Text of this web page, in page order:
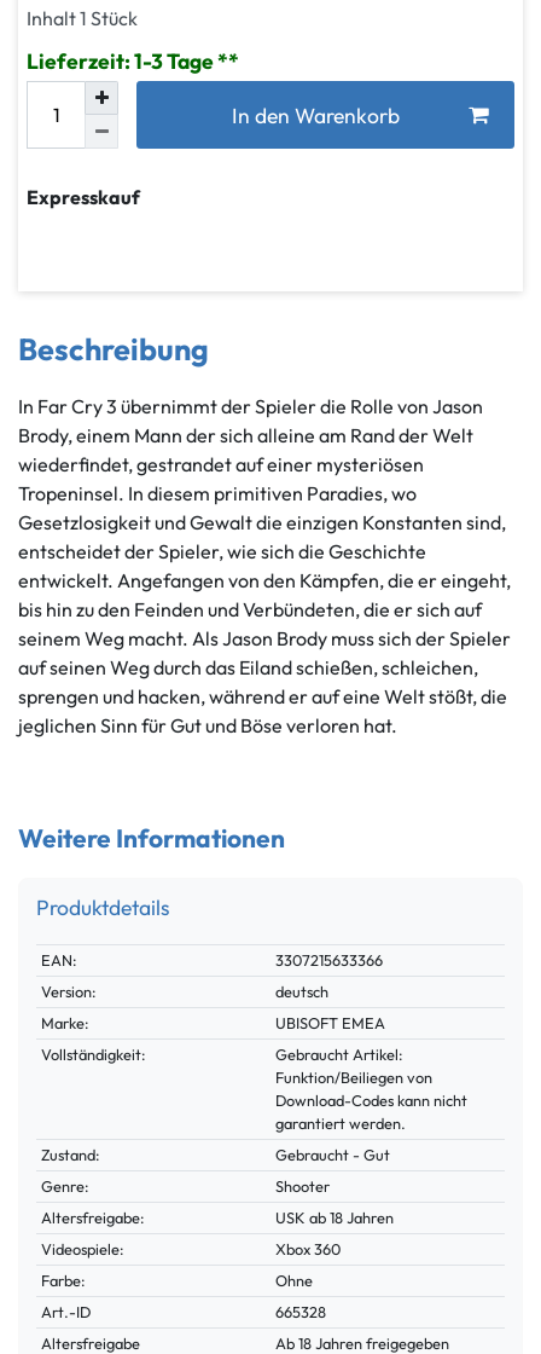
Inhalt1 Stück
Lieferzeit: 1-3 Tage
In den Warenkorb
Expresskauf
Beschreibung
In Far Cry 3 übernimmt der Spieler die Rolle von Jason
Brody, einem Mann der sich alleine am Rand der Welt
wiederfindet, gestrandet auf einer mysteriösen
Tropeninsel. In diesem primitiven Paradies, wo
Gesetzlosigkeit und Gewalt die einzigen Konstanten sind,
entscheidet der Spieler, wie sich die Geschichte
entwickelt. Angefangen von den Kämpfen, die er eingeht,
bis hin zu den Feinden und Verbündeten, die er sich auf
seinem Weg macht. Als Jason Brody muss sich der Spieler
auf seinen Weg durch das Eiland schießen, schleichen,
sprengen und hacken, während er auf eine Welt stößt, die
jeglichen Sinn für Gut und Böse verloren hat.
Weitere Informationen
Produktdetails
Technisches
Merkmal
Wert
EAN:
3307215633366
Version:
deutsch
Marke:
UBISOFT EMEA
Vollständigkeit:
Gebraucht Artikel:
Funktion/Beiliegen von
Download-Codes kann nicht
garantiert werden.
Zustand:
Gebraucht - Gut
Genre:
Shooter
Altersfreigabe:
USK ab 18 Jahren
Videospiele:
Xbox 360
Farbe:
Ohne
Technisches
Merkmal
Wert
Art.-ID
665328
Altersfreigabe
Ab 18 Jahren freigegeben